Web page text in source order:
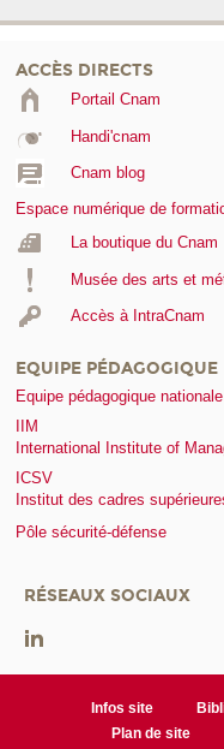
ACCÈS DIRECTS
Portail Cnam
Handi'cnam
Cnam blog
Espace numérique de
La boutique du Cnam
Musée des arts et
Accès à IntraCnam
EQUIPE PÉDAGOGIQUE
Equipe pédagogique
IIM
International Institute of
ICSV
Institut des cadres
Pôle sécurité-défense
RÉSEAUX SOCIAUX
Infos site
Plan de site